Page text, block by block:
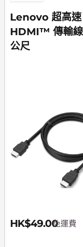
Lenovo 超高速
HDMI™ 傳輸
公尺
HK$49.00免運費